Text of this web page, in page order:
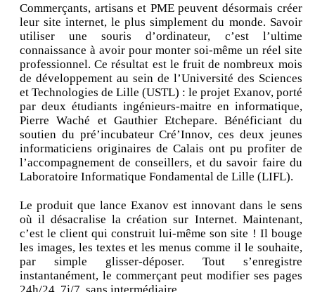
Commerçants, artisans et PME peuvent désormais créer
leur site internet, le plus simplement du monde. Savoir
utiliser une souris d’ordinateur, c’est l’ultime
connaissance à avoir pour monter soi-même un réel site
professionnel. Ce résultat est le fruit de nombreux mois
de développement au sein de l’Université des Sciences
et Technologies de Lille (USTL) : le projet Exanov, porté
par deux étudiants ingénieurs-maitre en informatique,
Pierre Waché et Gauthier Etchepare. Bénéficiant du
soutien du pré’incubateur Cré’Innov, ces deux jeunes
informaticiens originaires de Calais ont pu profiter de
l’accompagnement de conseillers, et du savoir faire du
Laboratoire Informatique Fondamental de Lille (LIFL).
Le produit que lance Exanov est innovant dans le sens
où il désacralise la création sur Internet. Maintenant,
c’est le client qui construit lui-même son site ! Il bouge
les images, les textes et les menus comme il le souhaite,
par simple glisser-déposer. Tout s’enregistre
instantanément, le commerçant peut modifier ses pages